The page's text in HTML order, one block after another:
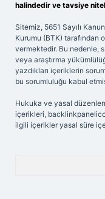
halindedir ve tavsiye
Sitemiz, 5651 Sayılı
Kurumu (BTK) tarafından
vermektedir. Bu nedenle,
veya araştırma
yazdıkları içeriklerin
bu sorumluluğu kabul
Hukuka ve yasal
içerikleri,
ilgili içerikler yasal süre